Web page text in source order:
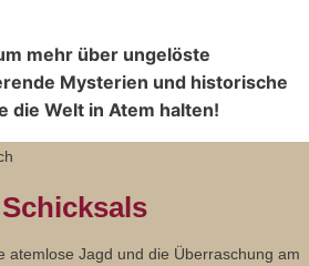
mehr über ungelöste
Mysterien und historische
die Welt in Atem halten!
atemlose Jagd und die Überraschung am